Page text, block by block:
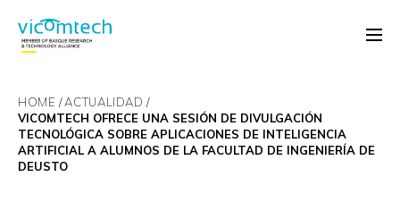
HOME
ACTUALIDAD
VICOMTECH OFRECE UNA SESIÓN DE DIVULGACIÓN
TECNOLÓGICA SOBRE APLICACIONES DE INTELIGENCIA
ARTIFICIAL A ALUMNOS DE LA FACULTAD DE INGENIERÍA DE
DEUSTO